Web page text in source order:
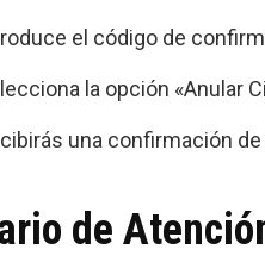
el código de
la opción «Anular
una confirmación
de